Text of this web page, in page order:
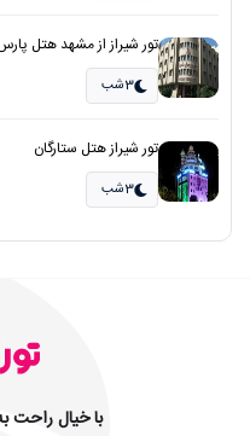
تور شیراز از مشهد هتل
3شب
تور شیراز هتل ستارگان
3شب
با خیال راحت